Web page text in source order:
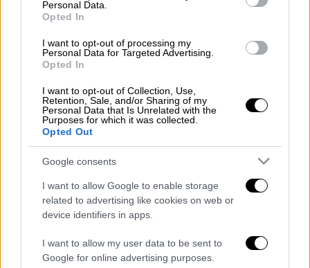
Personal Data.
Opted In
I want to opt-out of processing my
Personal Data for Targeted Advertising.
Opted In
I want to opt-out of Collection, Use,
Retention, Sale, and/or Sharing of my
Personal Data that Is Unrelated with the
Purposes for which it was collected.
Opted Out
Google consents
I want to allow Google to enable storage
related to advertising like cookies on web or
device identifiers in apps.
I want to allow my user data to be sent to
Google for online advertising purposes.
Παραδόθηκε το πόρισμα της
Πυροσβεστικής για το δυστύχημα
στα Τέμπη - Τι λέει για το φορτίο
στην εμπορική αμαξοστοιχία
Τώρα πρέπει να πιάσει δουλειά ο
Εισαγγελέαςτου Αρείου Πάγου και να
καλέσει όλους όσους αναφέρει στην
κατάθεση του ο Παπαδημητρίου και να
τελειώνουμε με όλα αυτά» έγραψε, επίσης, ο
Νίκος Πλακιάς.